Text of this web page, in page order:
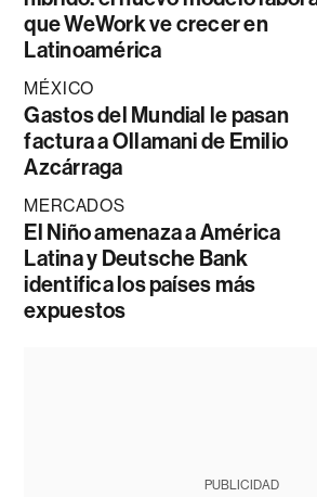
que WeWork ve crecer en
Latinoamérica
MÉXICO
Gastos del Mundial le pasan
factura a Ollamani de Emilio
Azcárraga
MERCADOS
El Niño amenaza a América
Latina y Deutsche Bank
identifica los países más
expuestos
PUBLICIDAD